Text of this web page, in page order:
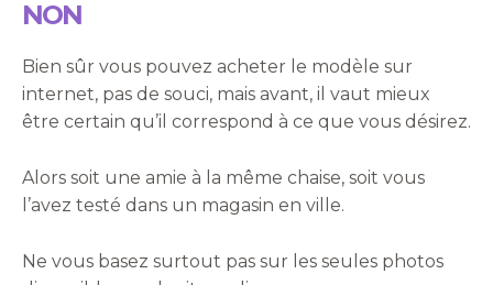
NON
Bien sûr vous pouvez acheter le modèle sur
internet, pas de souci, mais avant, il vaut mieux
être certain qu’il correspond à ce que vous désirez.
Alors soit une amie à la même chaise, soit vous
l’avez testé dans un magasin en ville.
Ne vous basez surtout pas sur les seules photos